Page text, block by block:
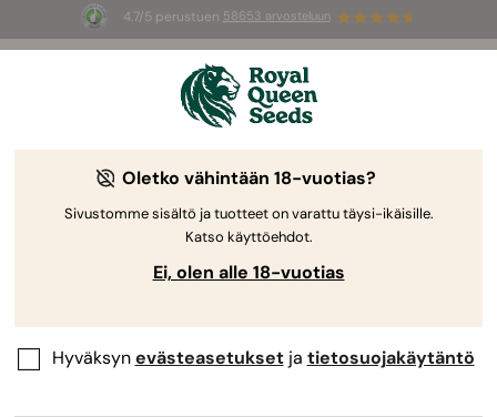
4.7/5 perustuen 58653 arvosteluun
Summer Sales: jopa –50 %
valikoiduista tuotteista! ⏤
Oletko vähintään 18-vuotias?
Sivustomme sisältö ja tuotteet on varattu täysi-ikäisille.
Katso käyttöehdot.
Ei, olen alle 18-vuotias
Hyväksynevästeasetuksetja tietosuojakäytäntö